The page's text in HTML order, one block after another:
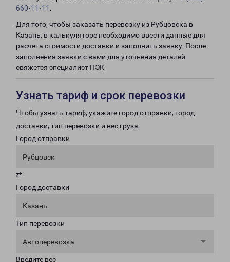
660-11-11
Для того, чтобы заказать перевозку из Рубцовска в
Казань, в калькуляторе необходимо ввести данные для
расчета стоимости доставки и заполнить заявку. После
заполнения заявки с вами для уточнения деталей
свяжется специалист ПЭК.
Узнать тариф и срок перевозки
Чтобы узнать тариф, укажите город отправки, город
доставки, тип перевозки и вес груза.
Город отправки
Рубцовск
⇄
Город доставки
Казань
Тип перевозки
Автоперевозка
Введите вес